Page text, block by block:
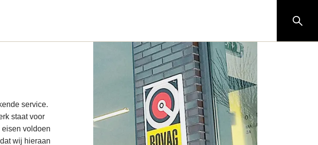
service.
staat voor
eisen voldoen
wij hieraan